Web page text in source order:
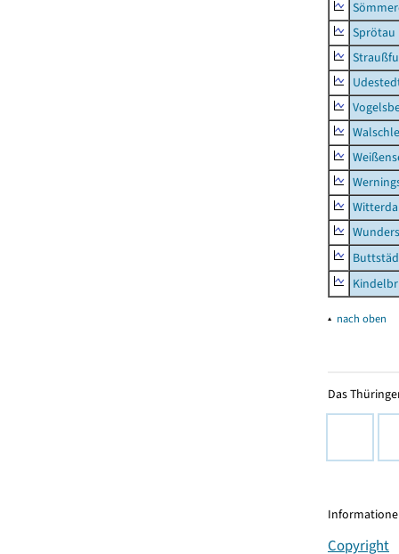
Sprötau
Witterda
▴ nach oben
Das
Copyright